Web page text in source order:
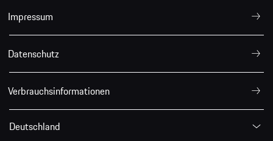
Impressum
Datenschutz
Verbrauchsinformationen
Deutschland